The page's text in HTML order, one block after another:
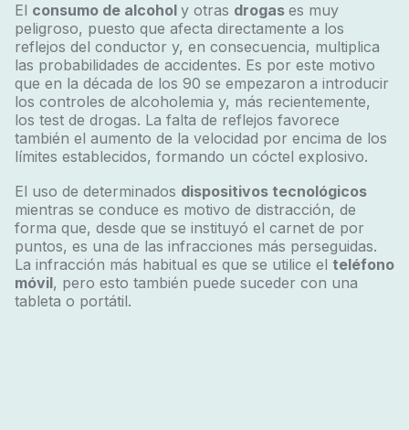
El consumo de alcohol y otras drogas es muy
peligroso, puesto que afecta directamente a los
reflejos del conductor y, en consecuencia, multiplica
las probabilidades de accidentes. Es por este motivo
que en la década de los 90 se empezaron a introducir
los controles de alcoholemia y, más recientemente,
los test de drogas. La falta de reflejos favorece
también el aumento de la velocidad por encima de los
límites establecidos, formando un cóctel explosivo.
El uso de determinados dispositivos tecnológicos
mientras se conduce es motivo de distracción, de
forma que, desde que se instituyó el carnet de por
puntos, es una de las infracciones más perseguidas.
La infracción más habitual es que se utilice el teléfono
móvil, pero esto también puede suceder con una
tableta o portátil.